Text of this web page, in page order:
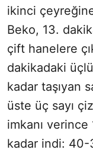
ikinci
Beko, 13.
çift hanelere
dakikadaki
kadar taşıyan
üste üç sayı
imkanı verince
kadar indi: 40-